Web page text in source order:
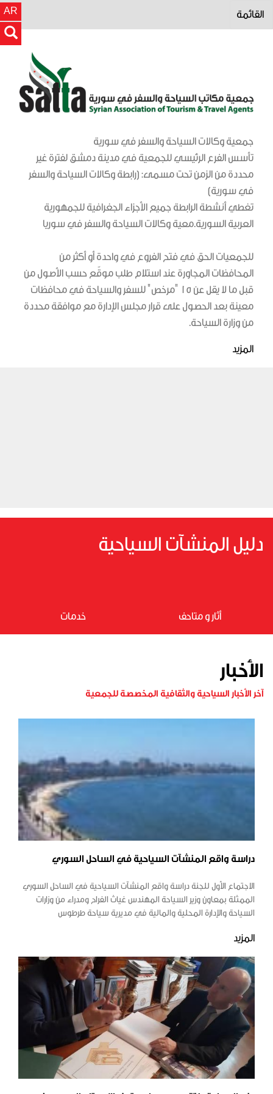
AR القائمة
جمعية وكالات السياحة والسفر في سورية
تأسس الفرع الرئيسي للجمعية في مدينة دمشق لفترة غير
محددة من الزمن تحت مسمى: (رابطة وكالات السياحة والسفر
في سورية)
تغطي أنشطة الرابطة جميع الأجزاء الجغرافية للجمهورية
العربية السورية.معية وكالات السياحة والسفر في سوريا
للجمعيات الحق في فتح الفروع في واحدة أو أكثر من
المحافظات المجاورة عند استلام طلب موقّع حسب الأصول من
قبل ما لا يقل عن 15 "مرخص" للسفر والسياحة في محافظات
معينة بعد الحصول على قرار مجلس الإدارة مع موافقة محددة
من وزارة السياحة.
المزيد
دليل المنشآت السياحية
خدمات أثار و متاحف
الأخبار
آخر الأخبار السياحية والثقافية المخصصة للجمعية
دراسة واقع المنشآت السياحية في الساحل السوري
الاجتماع الأول للجنة دراسة واقع المنشآت السياحية في الساحل السوري
الممثلة بمعاون وزير السياحة المهندس غياث الفراح ومدراء من وزارات
السياحة والإدارة المحلية والمالية في مديرية سياحة طرطوس
المزيد